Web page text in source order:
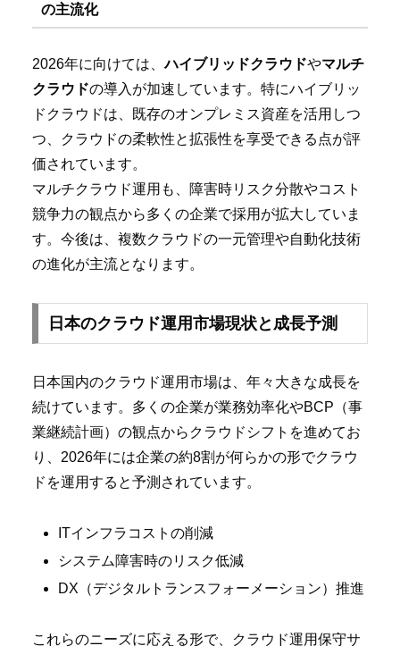
の主流化
2026年に向けては、ハイブリッドクラウドやマルチ
クラウドの導入が加速しています。特にハイブリッ
ドクラウドは、既存のオンプレミス資産を活用しつ
つ、クラウドの柔軟性と拡張性を享受できる点が評
価されています。
マルチクラウド運用も、障害時リスク分散やコスト
競争力の観点から多くの企業で採用が拡大していま
す。今後は、複数クラウドの一元管理や自動化技術
の進化が主流となります。
日本のクラウド運用市場現状と成長予測
日本国内のクラウド運用市場は、年々大きな成長を
続けています。多くの企業が業務効率化やBCP（事
業継続計画）の観点からクラウドシフトを進めてお
り、2026年には企業の約8割が何らかの形でクラウ
ドを運用すると予測されています。
ITインフラコストの削減
システム障害時のリスク低減
DX（デジタルトランスフォーメーション）推進
これらのニーズに応える形で、クラウド運用保守サ